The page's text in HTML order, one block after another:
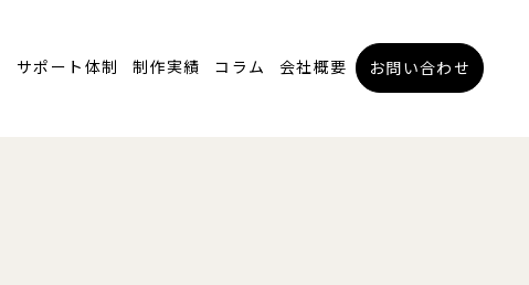
サポート体制 制作実績 コラム 会社概要 お問い合わせ